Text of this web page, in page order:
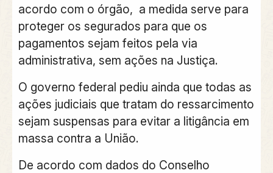
acordo com o órgão, a medida serve para
proteger os segurados para que os
pagamentos sejam feitos pela via
administrativa, sem ações na Justiça.
O governo federal pediu ainda que todas as
ações judiciais que tratam do ressarcimento
sejam suspensas para evitar a litigância em
massa contra a União.
De acordo com dados do Conselho